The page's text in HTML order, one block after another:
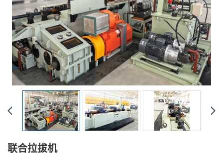
联合拉拔机